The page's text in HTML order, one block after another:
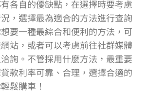
各自的優缺點，在選擇時要考慮
，選擇最為適合的方法進行查詢
要一種最綜合和便利的方法，可
站，或者可以考慮前往社群媒體
詢。不管採用什麼方法，最重要
款利率可靠、合理，選擇合適的
鬆購車！